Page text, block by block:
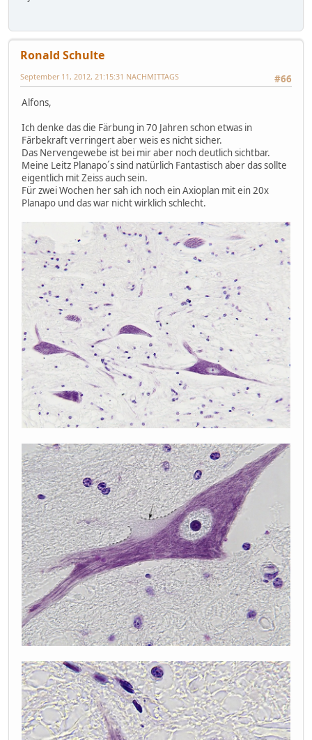
Ronald Schulte
#66
September 11, 2012, 21:15:31 NACHMITTAGS
Alfons,
Ich denke das die Färbung in 70 Jahren schon etwas in
Färbekraft verringert aber weis es nicht sicher.
Das Nervengewebe ist bei mir aber noch deutlich sichtbar.
Meine Leitz Planapo´s sind natürlich Fantastisch aber das sollte
eigentlich mit Zeiss auch sein.
Für zwei Wochen her sah ich noch ein Axioplan mit ein 20x
Planapo und das war nicht wirklich schlecht.